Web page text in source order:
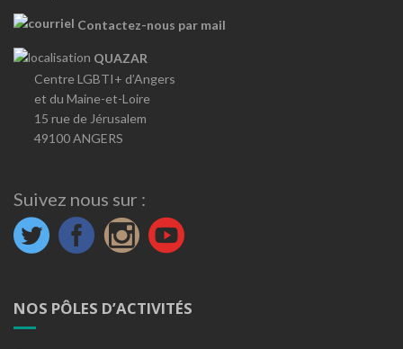
Contactez-nous par mail
QUAZAR
Centre LGBTI+ d’Angers
et du Maine-et-Loire
15 rue de Jérusalem
49100 ANGERS
Suivez nous sur :
NOS PÔLES D’ACTIVITÉS